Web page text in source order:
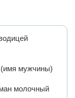
мужчины)
молочный